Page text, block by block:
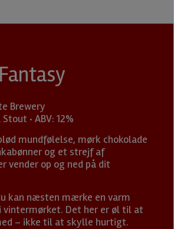
Brewery
· ABV: 12%
mundfølelse, mørk chokolade
og et strejf af
vender op og ned på dit
kan næsten mærke en varm
vintermørket. Det her er øl til at
– ikke til at skylle hurtigt.